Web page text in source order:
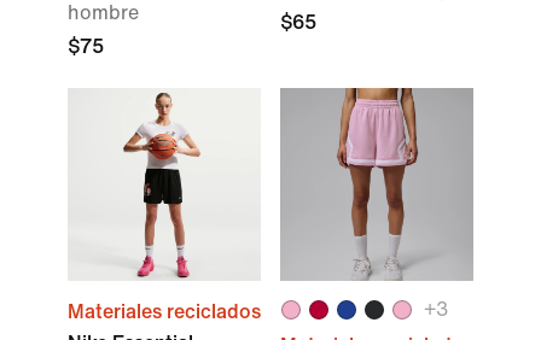
hombre
$75
$65
Materiales reciclados
+3